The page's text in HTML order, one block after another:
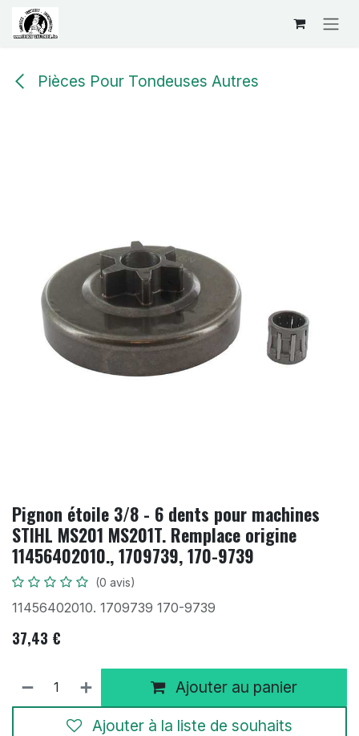
Se rendre au contenu
Pièces Pour Tondeuses Autres
Pignon étoile 3/8 - 6 dents pour machines
STIHL MS201 MS201T. Remplace origine
11456402010., 1709739, 170-9739
(0 avis)
11456402010. 1709739 170-9739
37,43 €
Ajouter au panier
Ajouter à la liste de souhaits